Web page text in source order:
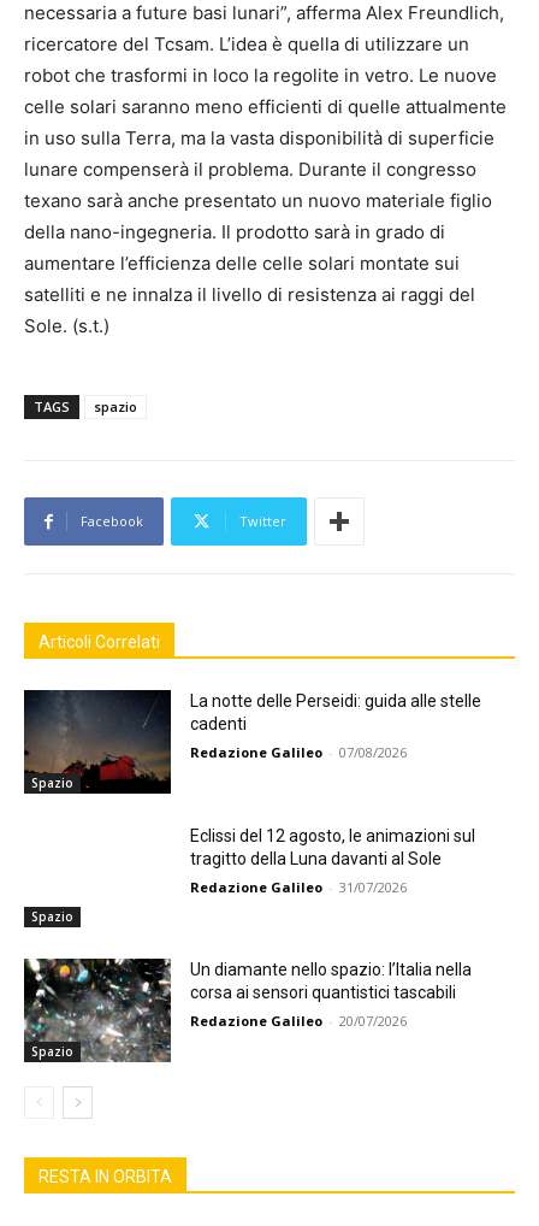
necessaria a future basi lunari”, afferma Alex Freundlich,
ricercatore del Tcsam. L’idea è quella di utilizzare un
robot che trasformi in loco la regolite in vetro. Le nuove
celle solari saranno meno efficienti di quelle attualmente
in uso sulla Terra, ma la vasta disponibilità di superficie
lunare compenserà il problema. Durante il congresso
texano sarà anche presentato un nuovo materiale figlio
della nano-ingegneria. Il prodotto sarà in grado di
aumentare l’efficienza delle celle solari montate sui
satelliti e ne innalza il livello di resistenza ai raggi del
Sole. (s.t.)
TAGS spazio
Facebook Twitter
Articoli Correlati
Spazio
La notte delle Perseidi: guida alle stelle
cadenti
Redazione Galileo - 07/08/2026
Spazio
Eclissi del 12 agosto, le animazioni sul
tragitto della Luna davanti al Sole
Redazione Galileo - 31/07/2026
Spazio
Un diamante nello spazio: l’Italia nella
corsa ai sensori quantistici tascabili
Redazione Galileo - 20/07/2026
RESTA IN ORBITA